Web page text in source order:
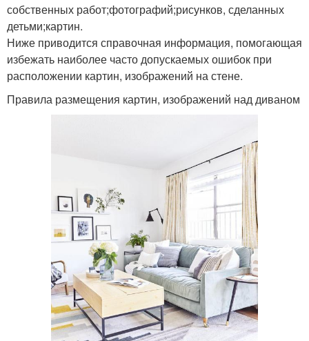
собственных работ;фотографий;рисунков, сделанных
детьми;картин.
Ниже приводится справочная информация, помогающая
избежать наиболее часто допускаемых ошибок при
расположении картин, изображений на стене.
Правила размещения картин, изображений над диваном